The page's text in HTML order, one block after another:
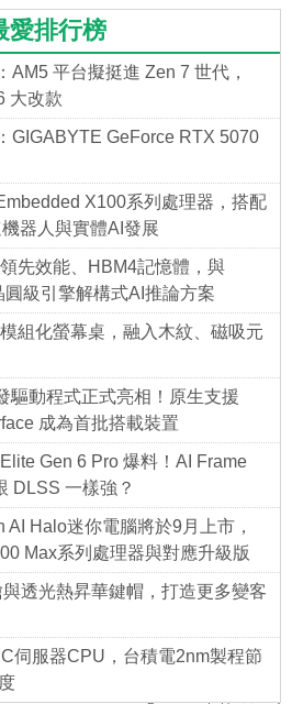
愛排行榜
AM5 平台擬挺進 Zen 7 世代，
大改款
GIGABYTE GeForce RTX 5070
X100系列處理器，搭配
器人與實體AI發展
先效能、HBM4記憶體，與
級引擎解構式AI推論方案
組化螢幕桌，融入木紋、磁吸元
驅動程式正式亮相！原生支援
成為首批搭載裝置
Gen 6 Pro 爆料！AI Frame
DLSS 一樣強？
Halo迷你電腦將於9月上市，
Max系列處理器與對應升級版
透光熱昇華鍵帽，打造更多變客
伺服器CPU，台積電2nm製程節